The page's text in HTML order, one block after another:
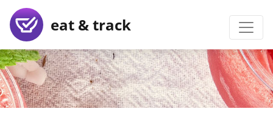
eat & track